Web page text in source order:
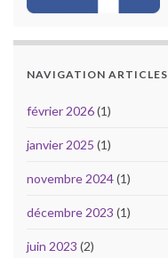
NAVIGATION ARTICLES
février 2026(1)
janvier 2025 (1)
novembre 2024(1)
décembre 2023 (1)
juin 2023 (2)